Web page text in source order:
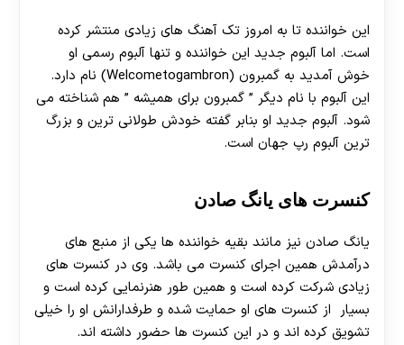
این خواننده تا به امروز تک آهنگ های زیادی منتشر کرده
است. اما آلبوم جدید این خواننده و تنها آلبوم رسمی او
خوش آمدید به گمبرون (Welcometogambron) نام دارد.
این آلبوم با نام دیگر ” گمبرون برای همیشه ” هم شناخته می
شود. آلبوم جدید او بنابر گفته خودش طولانی ترین و بزرگ
ترین آلبوم رپ جهان است.
کنسرت های یانگ صادن
یانگ صادن نیز مانند بقیه خواننده ها یکی از منبع های
درآمدش همین اجرای کنسرت می باشد. وی در کنسرت های
زیادی شرکت کرده است و همین طور هنرنمایی کرده است و
بسیار از کنسرت های او حمایت شده و طرفدارانش او را خیلی
تشویق کرده اند و در این کنسرت ها حضور داشته اند.